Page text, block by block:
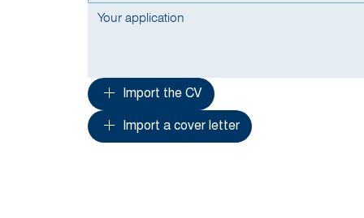
Import the CV
Import a cover letter